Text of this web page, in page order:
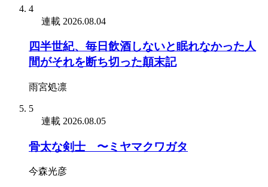
4
連載 2026.08.04
四半世紀、毎日飲酒しないと眠れなかった人
間がそれを断ち切った顛末記
雨宮処凛
5
連載 2026.08.05
骨太な剣士 〜ミヤマクワガタ
今森光彦